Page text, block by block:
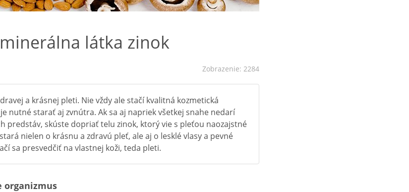
látka zinok
Zobrazenie: 2284
a krásnej pleti. Nie vždy ale stačí kvalitná kozmetická
nutné starať aj zvnútra. Ak sa aj napriek všetkej snahe nedarí
predstáv, skúste dopriať telu zinok, ktorý vie s pleťou naozajstné
nielen o krásnu a zdravú pleť, ale aj o lesklé vlasy a pevné
sa presvedčiť na vlastnej koži, teda pleti.
organizmus